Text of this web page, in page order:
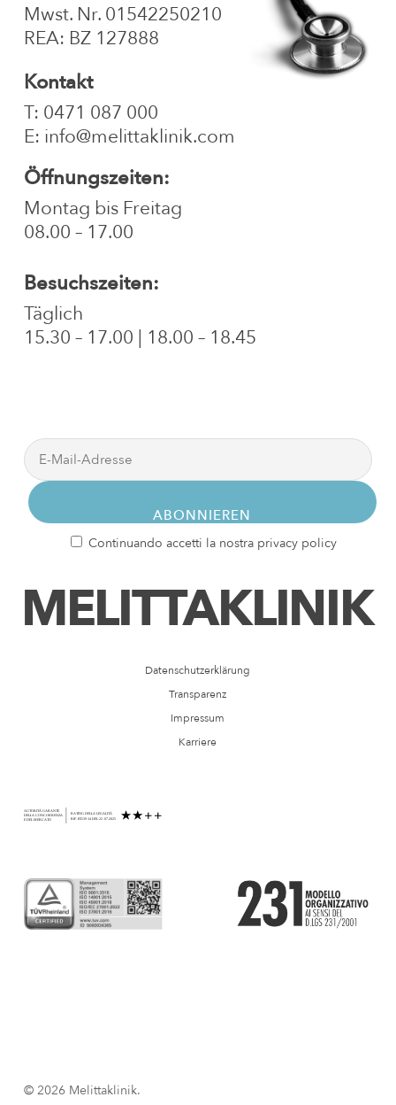
Mwst. Nr. 01542250210
REA: BZ 127888
Kontakt
T: 0471 087 000
E: info@melittaklinik.com
Öffnungszeiten:
Montag bis Freitag
08.00 – 17.00
Besuchszeiten:
Täglich
15.30 – 17.00 | 18.00 – 18.45
Continuando accetti la nostra privacy policy
MELITTAKLINIK
Datenschutzerklärung
Transparenz
Impressum
Karriere
© 2026 Melittaklinik.